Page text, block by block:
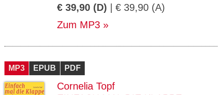
€ 39,90 (D) | € 39,90 (A)
Zum MP3
MP3 EPUB PDF
Cornelia Topf